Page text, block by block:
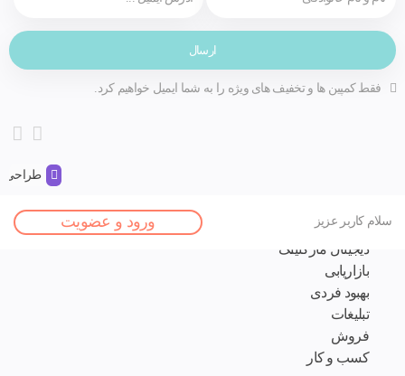
فقط کمپین ها و تخفیف های ویژه را به شما ایمیل خواهیم کرد.
طراحی
سلام کاربر عزیز ورود و عضویت
مقالات
دیجیتال مارکتینگ
بازاریابی
بهبود فردی
تبلیغات
فروش
کسب و کار